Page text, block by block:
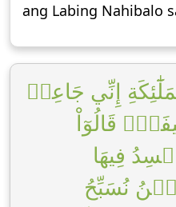
ang Labing Nahibalo
إِنِّي جَاعِلٞ
قَالُوٓاْ
فِيهَا
نُسَبِّحُ